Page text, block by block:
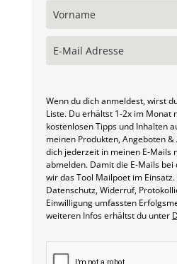
Wenn du dich anmeldest, wirst
Liste. Du erhältst 1-2x im Monat
kostenlosen Tipps und Inhalten
meinen Produkten, Angeboten
dich jederzeit in meinen E-Mails
abmelden. Damit die E-Mails
wir das Tool Mailpoet im
Datenschutz, Widerruf,
Einwilligung umfassten
weiteren Infos erhältst du unter